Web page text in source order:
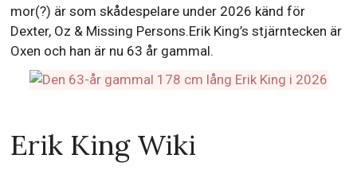
mor(?) är som skådespelare under 2026 känd för
Dexter, Oz & Missing Persons.Erik King’s stjärntecken är
Oxen och han är nu 63 år gammal.
Erik King Wiki